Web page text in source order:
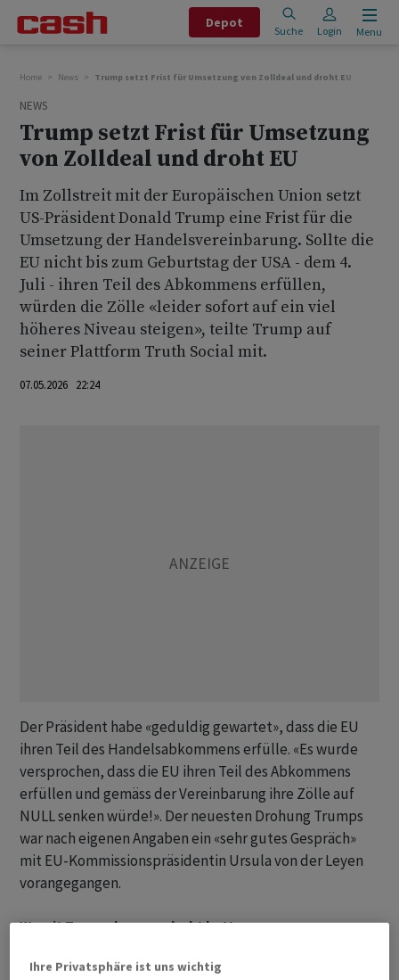
Depot
Suche Login Menu
Home News Trump setzt Frist für Umsetzung von Zolldeal und droht EU
NEWS
Trump setzt Frist für Umsetzung
von Zolldeal und droht EU
Im Zollstreit mit der Europäischen Union setzt
US-Präsident Donald Trump eine Frist für die
Umsetzung der Handelsvereinbarung. Sollte die
EU nicht bis zum Geburtstag der USA - dem 4.
Juli - ihren Teil des Abkommens erfüllen,
würden die Zölle «leider sofort auf ein viel
höheres Niveau steigen», teilte Trump auf
seiner Plattform Truth Social mit.
07.05.2026 22:24
Der Präsident habe «geduldig gewartet», dass die EU
ihren Teil des Handelsabkommens erfülle. «Es wurde
versprochen, dass die EU ihren Teil des Abkommens
erfüllen und gemäss der Vereinbarung ihre Zölle auf
NULL senken würde!». Der neuesten Drohung Trumps
war nach eigenen Angaben ein «sehr gutes Gespräch»
mit EU-Kommissionspräsidentin Ursula von der Leyen
vorangegangen.
Womit Trump davor gedroht hatte
Vergangene Woche hatte Trump der EU bereits
Ihre Privatsphäre ist uns wichtig